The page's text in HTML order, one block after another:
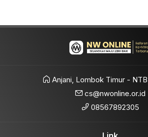
Anjani, Lombok Timur -
cs@nwonline.or.id
08567892305